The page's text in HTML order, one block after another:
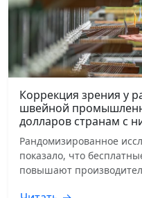
Коррекция зрения у
швейной
долларов странам с
Рандомизированное
показало, что
повышают